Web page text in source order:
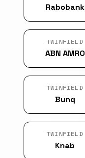
Rabobank
TWINFIELD
ABN AMRO
TWINFIELD
Bunq
TWINFIELD
Knab